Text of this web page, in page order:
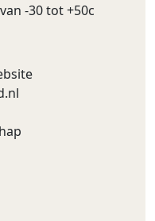
-30 tot +50c